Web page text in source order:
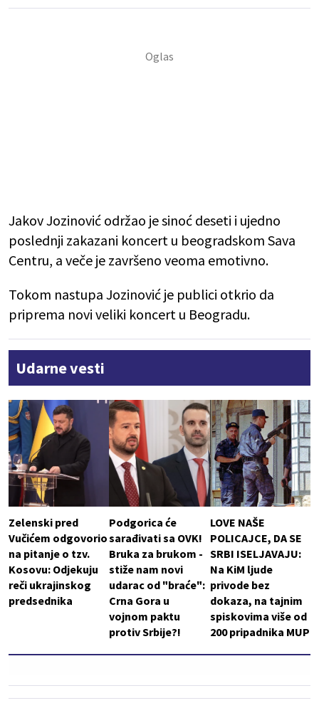
Jakov Jozinović održao je sinoć deseti i ujedno
poslednji zakazani koncert u beogradskom Sava
Centru, a veče je završeno veoma emotivno.
Tokom nastupa Jozinović je publici otkrio da
priprema novi veliki koncert u Beogradu.
Udarne vesti
Zelenski pred
Vučićem odgovorio
na pitanje o tzv.
Kosovu: Odjekuju
reči ukrajinskog
predsednika
Podgorica će
sarađivati sa OVK!
Bruka za brukom -
stiže nam novi
udarac od "braće":
Crna Gora u
vojnom paktu
protiv Srbije?!
LOVE NAŠE
POLICAJCE, DA SE
SRBI ISELJAVAJU:
Na KiM ljude
privode bez
dokaza, na tajnim
spiskovima više od
200 pripadnika MUP